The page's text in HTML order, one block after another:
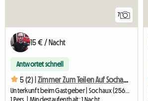
7
15 € / Nacht
Antwortet schnell
5 (2) | Zimmer Zum Teilen Auf Sochaux
Unterkunft beim Gastgeber | Sochaux (25600) | 20 M2
1 Pers. | Mindestaufenthalt: 1 Nacht